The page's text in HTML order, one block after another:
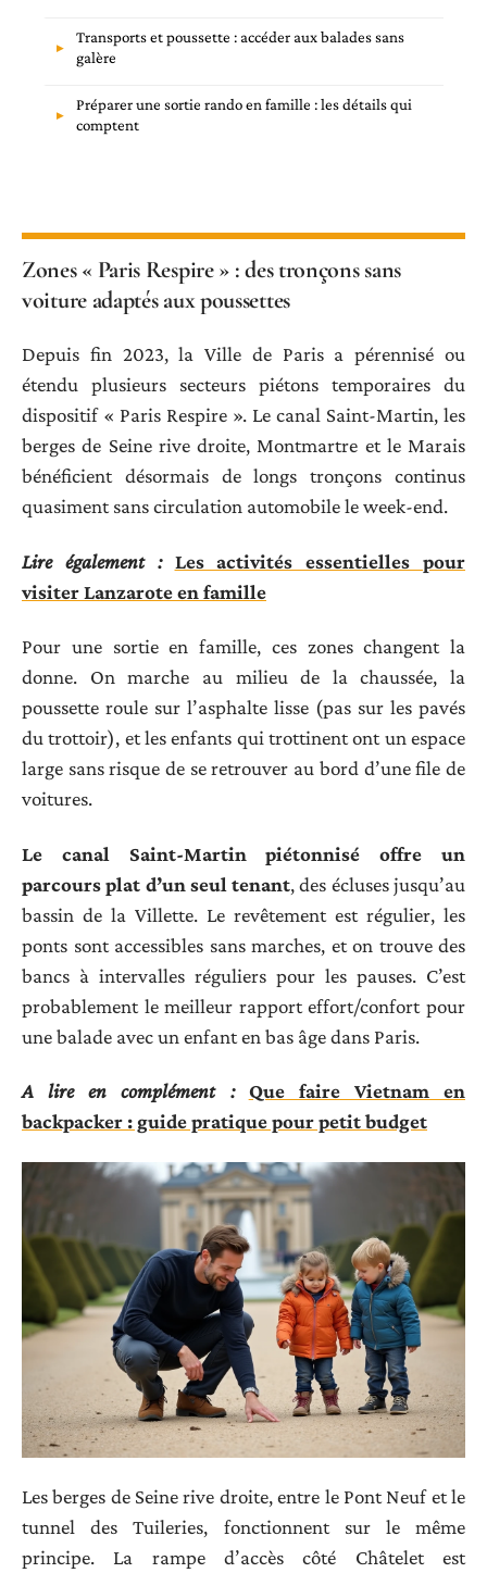
Transports et poussette : accéder aux balades sans
galère
Préparer une sortie rando en famille : les détails qui
comptent
Zones « Paris Respire » : des tronçons sans
voiture adaptés aux poussettes
Depuis fin 2023, la Ville de Paris a pérennisé ou
étendu plusieurs secteurs piétons temporaires du
dispositif « Paris Respire ». Le canal Saint-Martin, les
berges de Seine rive droite, Montmartre et le Marais
bénéficient désormais de longs tronçons continus
quasiment sans circulation automobile le week-end.
Lire également : Les activités essentielles pour
visiter Lanzarote en famille
Pour une sortie en famille, ces zones changent la
donne. On marche au milieu de la chaussée, la
poussette roule sur l’asphalte lisse (pas sur les pavés
du trottoir), et les enfants qui trottinent ont un espace
large sans risque de se retrouver au bord d’une file de
voitures.
Le canal Saint-Martin piétonnisé offre un
parcours plat d’un seul tenant, des écluses jusqu’au
bassin de la Villette. Le revêtement est régulier, les
ponts sont accessibles sans marches, et on trouve des
bancs à intervalles réguliers pour les pauses. C’est
probablement le meilleur rapport effort/confort pour
une balade avec un enfant en bas âge dans Paris.
A lire en complément :
Que faire Vietnam en
backpacker : guide pratique pour petit budget
Les berges de Seine rive droite, entre le Pont Neuf et le
tunnel des Tuileries, fonctionnent sur le même
principe. La rampe d’accès côté Châtelet est